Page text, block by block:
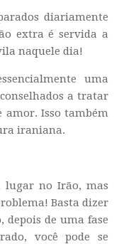
diariamente
extra é servida a
naquele dia!
uma
a tratar
amor. Isso também
iraniana.
lugar no Irão, mas
Basta dizer
depois de uma fase
você pode se